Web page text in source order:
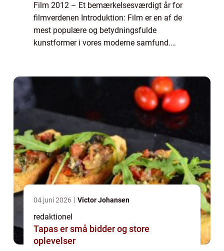
Film 2012 – Et bemærkelsesværdigt år for
filmverdenen Introduktion: Film er en af de
mest populære og betydningsfulde
kunstformer i vores moderne samfund.
04 juni 2026 Victor Johansen
redaktionel
Tapas er små bidder og store
oplevelser